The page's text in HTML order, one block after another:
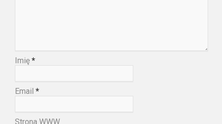
Imię *
Email *
Strona WWW